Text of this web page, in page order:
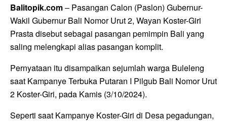
Balitopik.com– Pasangan Calon (Paslon) Gubernur-
Wakil Gubernur Bali Nomor Urut 2, Wayan Koster-Giri
Prasta disebut sebagai pasangan pemimpin Bali yang
saling melengkapi alias pasangan komplit.
Pernyataan itu disampaikan sejumlah warga Buleleng
saat Kampanye Terbuka Putaran I Pilgub Bali Nomor Urut
2 Koster-Giri, pada Kamis (3/10/2024).
Seperti saat Kampanye Koster-Giri di Desa pegadungan,